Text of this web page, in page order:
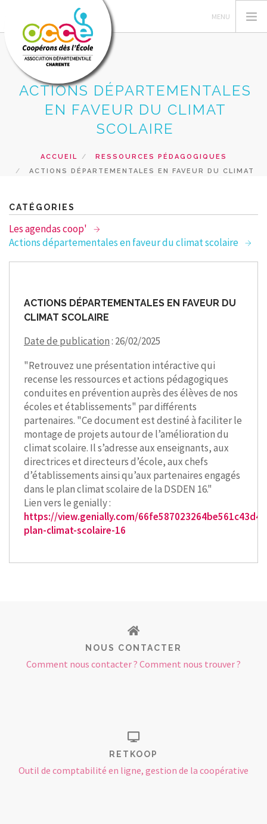
GÉRER SA COOPÉRATIVE
ACTIONS PÉDAGOGIQUES
RECHERCHER
CONTACT
ACTIONS DÉPARTEMENTALES
EN FAVEUR DU CLIMAT
SCOLAIRE
ACCUEIL
RESSOURCES PÉDAGOGIQUES
ACTIONS DÉPARTEMENTALES EN FAVEUR DU CLIMAT
CATÉGORIES
Les agendas coop'
Actions départementales en faveur du climat scolaire
ACTIONS DÉPARTEMENTALES EN FAVEUR DU
CLIMAT SCOLAIRE
Date de publication: 26/02/2025
"Retrouvez une présentation intéractive qui
recense les ressources et actions pédagogiques
conduites en prévention auprès des élèves de nos
écoles et établissements" par différents
partenaires. "Ce document est destiné à faciliter le
montage de projets autour de l’amélioration du
climat scolaire. Il s’adresse aux enseignants, aux
directrices et directeurs d’école, aux chefs
d’établissements ainsi qu’aux partenaires engagés
dans le plan climat scolaire de la DSDEN 16."
Lien vers le genially :
https://view.genially.com/
plan-climat-scolaire-16
NOUS CONTACTER
Comment nous contacter ? Comment nous trouver ?
RETKOOP
Outil de comptabilité en ligne, gestion de la coopérative